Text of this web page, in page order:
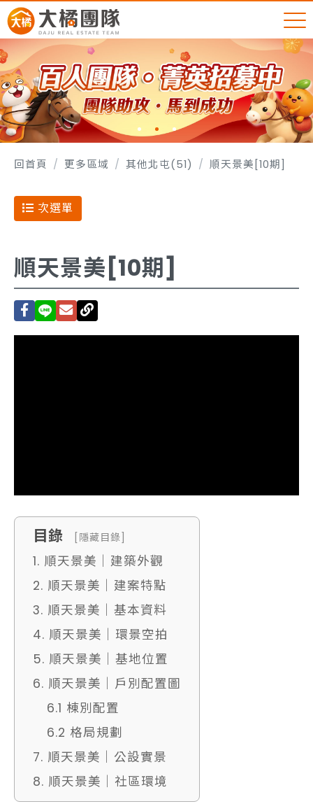
回首頁 更多區域 其他北屯(51) 順天景美[10期]
次選單
順天景美[10期]
目錄 [隱藏目錄]
1. 順天景美｜建築外觀
2. 順天景美｜建案特點
3. 順天景美｜基本資料
4. 順天景美｜環景空拍
5. 順天景美｜基地位置
6. 順天景美｜戶別配置圖
6.1 棟別配置
6.2 格局規劃
7. 順天景美｜公設實景
8. 順天景美｜社區環境